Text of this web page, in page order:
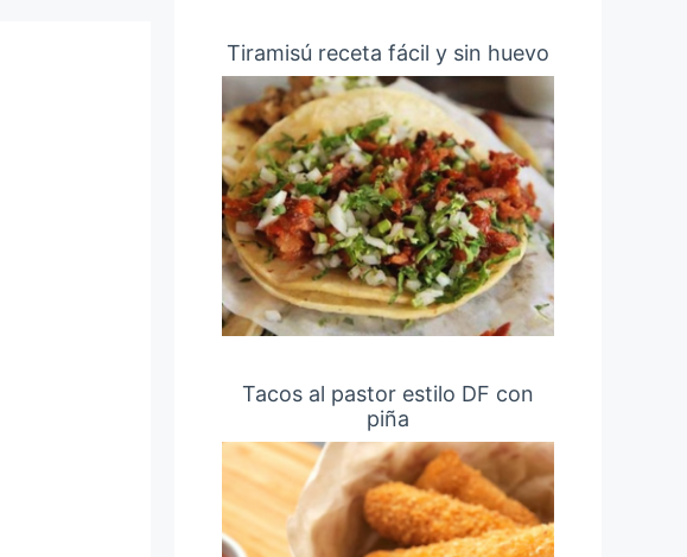
Tiramisú receta fácil y sin huevo
Tacos al pastor estilo DF con
piña